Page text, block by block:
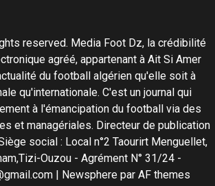
reserved. Media Foot Dz, la crédibilité
agréé, appartenant à Ait Si Amer
du football algérien qu'elle soit à
qu'internationale. C'est un journal qui
à l'émancipation du football via des
et managériales. Directeur de publication
social : Local n°2 Taourirt Menguellet,
Ouzou - Agrément N° 31/24 -
| Newspherepar AF themes